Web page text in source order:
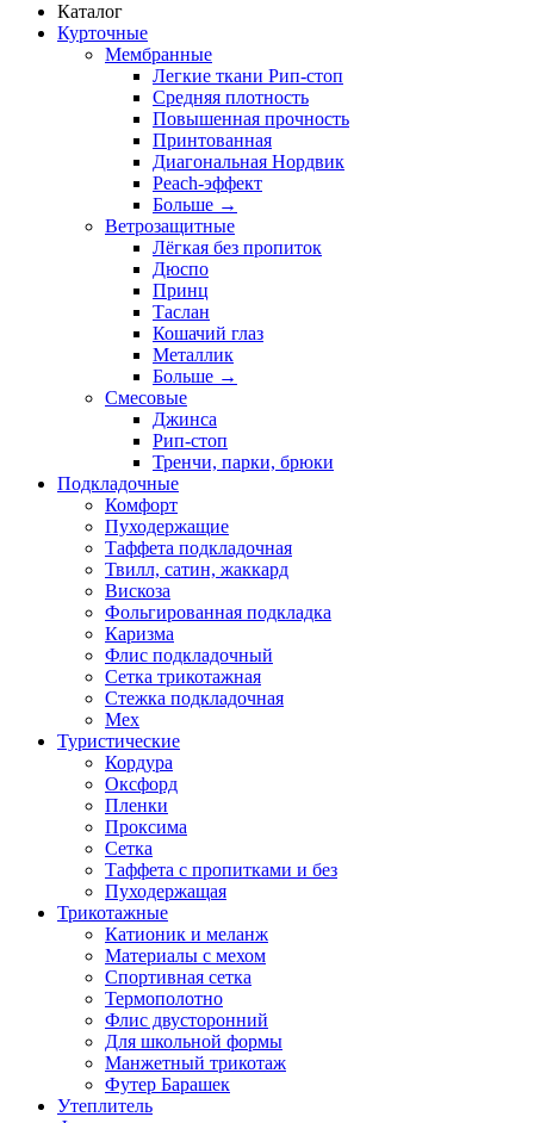
Каталог
Курточные
Мембранные
Легкие ткани Рип-стоп
Средняя плотность
Повышенная прочность
Принтованная
Диагональная Нордвик
Peach-эффект
Больше →
Ветрозащитные
Лёгкая без пропиток
Дюспо
Принц
Таслан
Кошачий глаз
Металлик
Больше →
Смесовые
Джинса
Рип-стоп
Тренчи, парки, брюки
Подкладочные
Комфорт
Пуходержащие
Таффета подкладочная
Твилл, сатин, жаккард
Вискоза
Фольгированная подкладка
Каризма
Флис подкладочный
Сетка трикотажная
Стежка подкладочная
Мех
Туристические
Кордура
Оксфорд
Пленки
Проксима
Сетка
Таффета с пропитками и без
Пуходержащая
Трикотажные
Катионик и меланж
Материалы с мехом
Спортивная сетка
Термополотно
Флис двусторонний
Для школьной формы
Манжетный трикотаж
Футер Барашек
Утеплитель